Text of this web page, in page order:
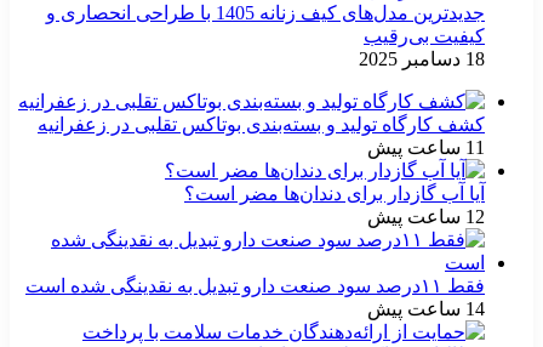
جدیدترین مدل‌های کیف زنانه 1405 با طراحی انحصاری و
کیفیت بی‌رقیب
18 دسامبر 2025
کشف کارگاه تولید و بسته‌بندی بوتاکس تقلبی در زعفرانیه
11 ساعت پیش
آیا آب گازدار برای دندان‌ها مضر است؟
12 ساعت پیش
فقط ۱۱‌درصد سود صنعت دارو تبدیل به نقدینگی شده است
14 ساعت پیش